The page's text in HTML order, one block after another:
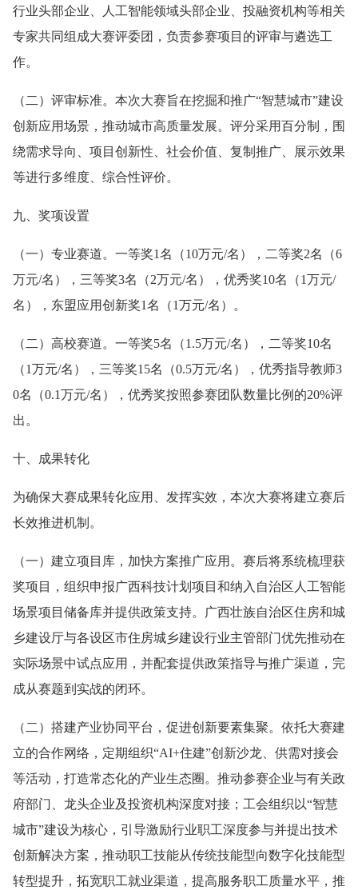
行业头部企业、人工智能领域头部企业、投融资机构等相关
专家共同组成大赛评委团，负责参赛项目的评审与遴选工
作。
（二）评审标准。本次大赛旨在挖掘和推广“智慧城市”建设
创新应用场景，推动城市高质量发展。评分采用百分制，围
绕需求导向、项目创新性、社会价值、复制推广、展示效果
等进行多维度、综合性评价。
九、奖项设置
（一）专业赛道。一等奖1名（10万元/名），二等奖2名（6
万元/名），三等奖3名（2万元/名），优秀奖10名（1万元/
名），东盟应用创新奖1名（1万元/名）。
（二）高校赛道。一等奖5名（1.5万元/名），二等奖10名
（1万元/名），三等奖15名（0.5万元/名），优秀指导教师3
0名（0.1万元/名），优秀奖按照参赛团队数量比例的20%评
出。
十、成果转化
为确保大赛成果转化应用、发挥实效，本次大赛将建立赛后
长效推进机制。
（一）建立项目库，加快方案推广应用。赛后将系统梳理获
奖项目，组织申报广西科技计划项目和纳入自治区人工智能
场景项目储备库并提供政策支持。广西壮族自治区住房和城
乡建设厅与各设区市住房城乡建设行业主管部门优先推动在
实际场景中试点应用，并配套提供政策指导与推广渠道，完
成从赛题到实战的闭环。
（二）搭建产业协同平台，促进创新要素集聚。依托大赛建
立的合作网络，定期组织“AI+住建”创新沙龙、供需对接会
等活动，打造常态化的产业生态圈。推动参赛企业与有关政
府部门、龙头企业及投资机构深度对接；工会组织以“智慧
城市”建设为核心，引导激励行业职工深度参与并提出技术
创新解决方案，推动职工技能从传统技能型向数字化技能型
转型提升，拓宽职工就业渠道，提高服务职工质量水平，推